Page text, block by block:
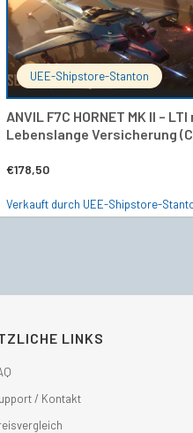
UEE-Shipstore-Stanton
ANVIL F7C HORNET MK II –
Lebenslange Versicherung
€178,50
Verkauft durch UEE-Shipstore-
LINKS
/ Kontakt